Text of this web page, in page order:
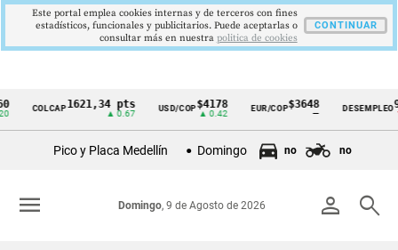
Cintillo
Colombia
COLCAP1621,34 pts USD/COP$4178
▲ 0.42
EUR/COP$3648
—
DESEMPLEO9,9 %
▼ 0.30
Pico y Placa Medellín Domingo no no
person search
Domingo, 9 de Agosto de 2026
menu
Este portal emplea cookies internas y de terceros con fines
estadísticos, funcionales y publicitarios. Puede aceptarlas o
consultar más en nuestra politica de cookies
CONTINUAR